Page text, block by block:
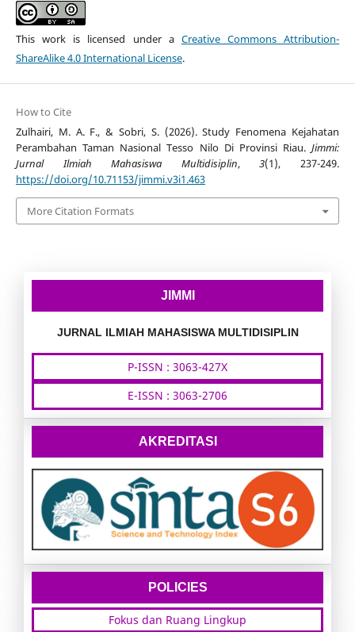
This work is licensed under a Creative Commons Attribution-
ShareAlike 4.0 International License.
How to Cite
Zulhairi, M. A. F., & Sobri, S. (2026). Study Fenomena Kejahatan
Perambahan Taman Nasional Tesso Nilo Di Provinsi Riau.Jimmi:
Jurnal Ilmiah Mahasiswa Multidisiplin,3(1), 237-249.
https://doi.org/10.71153/jimmi.v3i1.463
More Citation Formats
JIMMI
JURNAL ILMIAH MAHASISWA MULTIDISIPLIN
P-ISSN : 3063-427X
E-ISSN : 3063-2706
AKREDITASI
POLICIES
Fokus dan Ruang Lingkup